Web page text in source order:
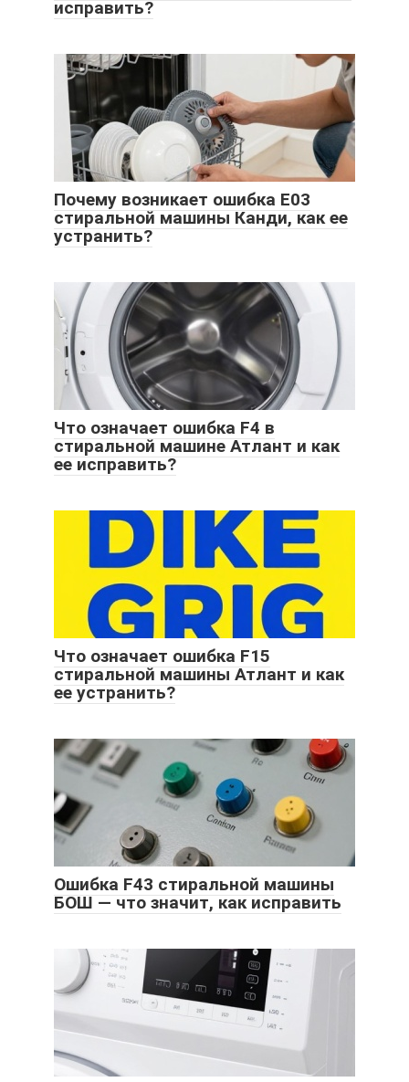
исправить?
Почему возникает ошибка Е03
стиральной машины Канди, как ее
устранить?
Что означает ошибка F4 в
стиральной машине Атлант и как
ее исправить?
Что означает ошибка F15
стиральной машины Атлант и как
ее устранить?
Ошибка F43 стиральной машины
БОШ — что значит, как исправить